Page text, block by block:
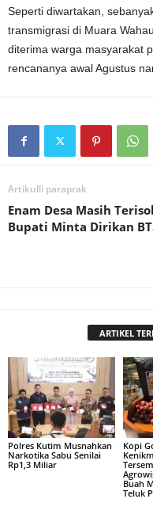
Seperti diwartakan,
transmigrasi di Muara
diterima warga masyarakat
rencananya awal Agustus
Artikulli paraprak
Enam Desa Masih
Bupati Minta Dirikan
ARTIKEL
Polres Kutim Musnahkan
Narkotika Sabu Senilai
Rp1,3 Miliar
Kopi
Buah
Teluk